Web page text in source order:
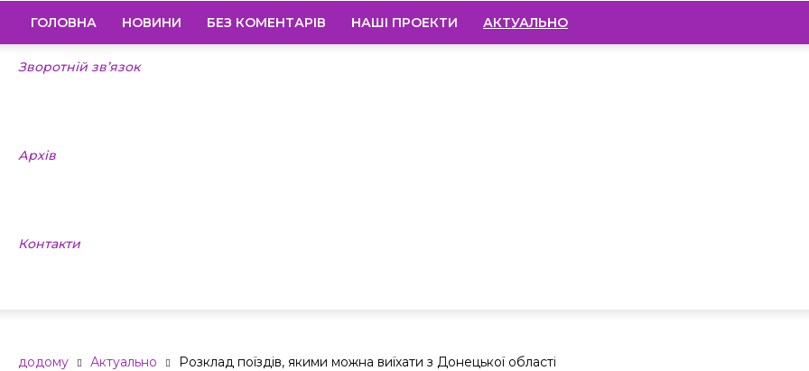
ГОЛОВНА НОВИНИ БЕЗ КОМЕНТАРІВ НАШІ ПРОЕКТИ АКТУАЛЬНО
Зворотній зв’язок
Архів
Контакти
додому Актуально Розклад поїздів, якими можна виїхати з Донецької області